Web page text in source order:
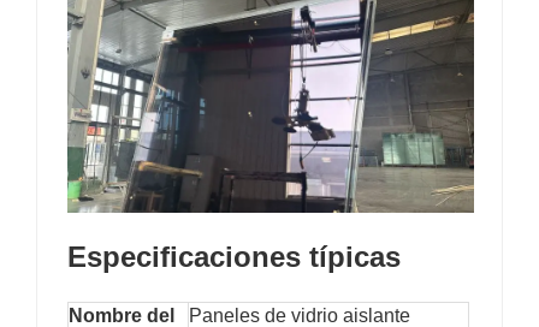
Especificaciones típicas
Nombre del
Paneles de vidrio aislante